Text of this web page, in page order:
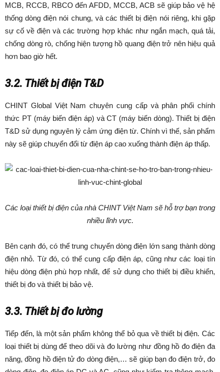
MCB, RCCB, RBCO đến AFDD, MCCB, ACB sẽ giúp bảo vệ hệ
thống dòng điện nói chung, và các thiết bị điện nói riêng, khi gặp
sự cố về điện và các trường hợp khác như ngắn mạch, quá tải,
chống dòng rò, chống hiện tượng hồ quang điện trở nên hiệu quả
hơn bao giờ hết.
3.2. Thiết bị điện T&D
CHINT Global Việt Nam chuyên cung cấp và phân phối chính
thức PT (máy biến điện áp) và CT (máy biến dòng). Thiết bị điện
T&D sử dụng nguyên lý cảm ứng điện từ. Chính vì thế, sản phẩm
này sẽ giúp chuyển đổi từ điện áp cao xuống thành điện áp thấp.
Các loại thiết bị điện của nhà CHINT Việt Nam sẽ hỗ trợ bạn trong
nhiều lĩnh vực.
Bên cạnh đó, có thể trung chuyển dòng điện lớn sang thành dòng
điện nhỏ. Từ đó, có thể cung cấp điện áp, cũng như các loại tín
hiệu dòng điện phù hợp nhất, để sử dụng cho thiết bị điều khiển,
thiết bị đo và thiết bị bảo vệ.
3.3. Thiết bị đo lường
Tiếp đến, là một sản phẩm không thể bỏ qua về thiết bị điện. Các
loại thiết bị dùng để theo dõi và đo lường như đồng hồ đo điện đa
năng, đồng hồ điện tử đo dòng điện,… sẽ giúp bạn đo điện trở, đo